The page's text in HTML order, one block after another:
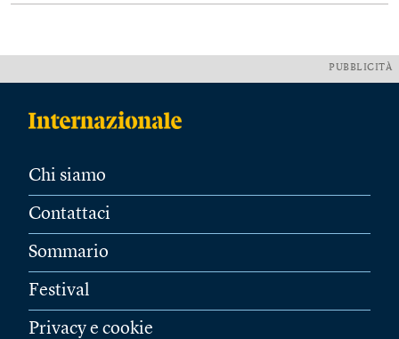
PUBBLICITÀ
Chi siamo
Contattaci
Sommario
Festival
Privacy e cookie